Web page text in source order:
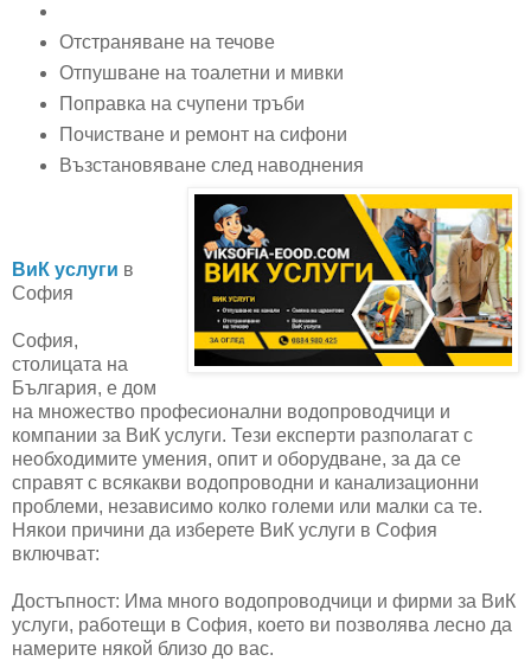
Отстраняване на течове
Отпушване на тоалетни и мивки
Поправка на счупени тръби
Почистване и ремонт на сифони
Възстановяване след наводнения
ВиК услуги в
София
София,
столицата на
България, е дом
на множество професионални водопроводчици и
компании за ВиК услуги. Тези експерти разполагат с
необходимите умения, опит и оборудване, за да се
справят с всякакви водопроводни и канализационни
проблеми, независимо колко големи или малки са те.
Някои причини да изберете ВиК услуги в София
включват:
Достъпност: Има много водопроводчици и фирми за ВиК
услуги, работещи в София, което ви позволява лесно да
намерите някой близо до вас.